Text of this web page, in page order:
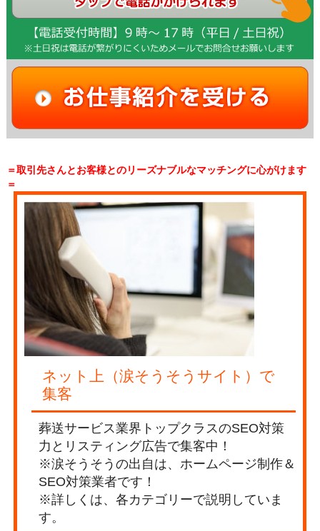
＝取引先さんとお客様とのリーズナブルなマッチングに心がけます
＝
ネット上（涙そうそうサイト）で
集客
葬送サービス業界トップクラスのSEO対策
力とリスティング広告で集客中！
※涙そうそうの出自は、ホームページ制作＆
SEO対策業者です！
※詳しくは、各カテゴリーで説明していま
す。